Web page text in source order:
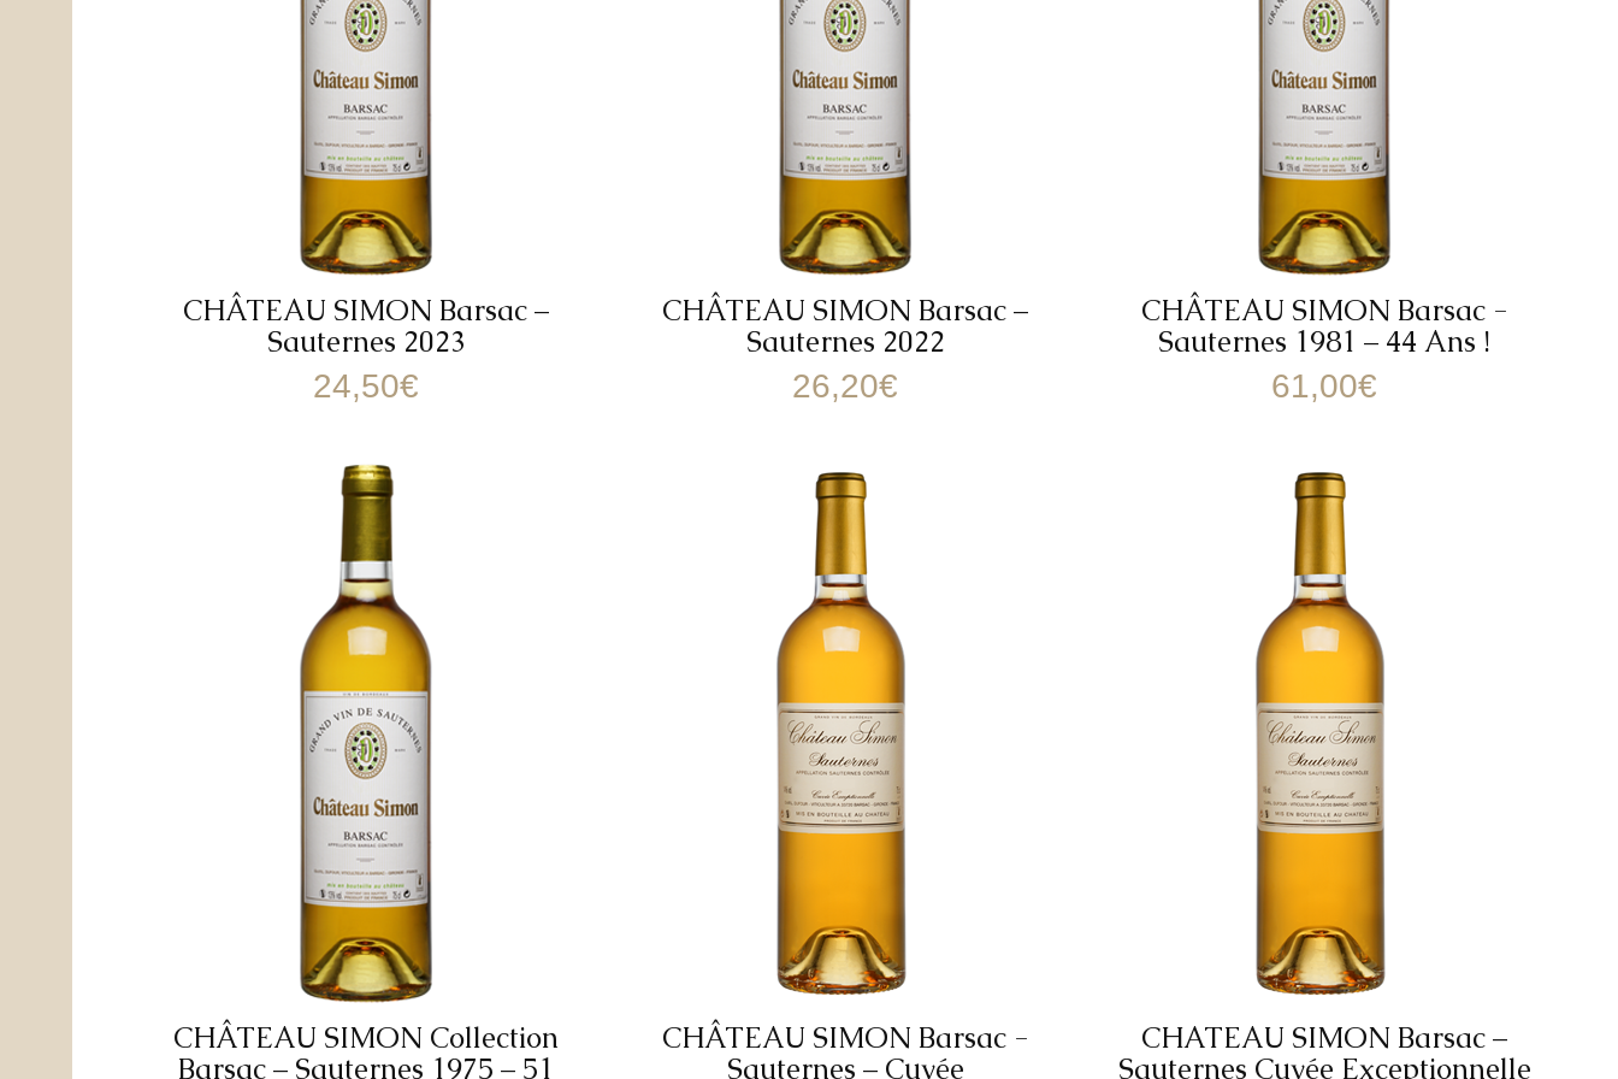
CHÂTEAU SIMON Barsac –
Sauternes 2023
24,50€
CHÂTEAU SIMON Barsac –
Sauternes 2022
26,20€
CHÂTEAU SIMON Barsac -
Sauternes 1981 – 44 Ans !
61,00€
CHÂTEAU SIMON Collection
Barsac – Sauternes 1975 – 51
CHÂTEAU SIMON Barsac -
Sauternes – Cuvée
CHATEAU SIMON Barsac –
Sauternes Cuvée Exceptionnelle